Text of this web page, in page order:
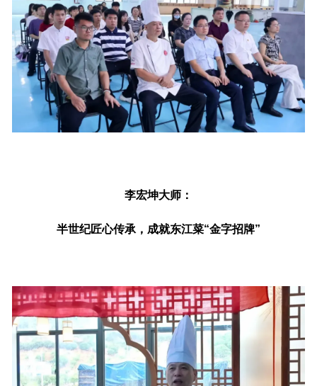
李宏坤大师：
半世纪匠心传承，成就东江菜“金字招牌”